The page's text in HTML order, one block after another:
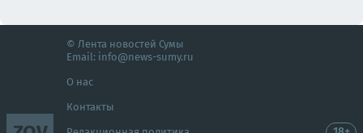
© Лента новостей Сумы
Email: info@news-sumy.ru
О нас
Контакты